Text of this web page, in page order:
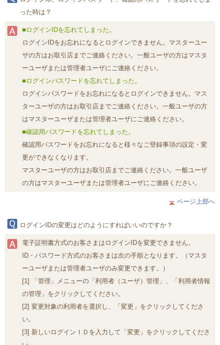
った時は？
■ログインIDを忘れてしまった。
ログインIDをお忘れになるとログインできません。マスターユー
ザの方はお取引店までご連絡ください。一般ユーザの方はマスタ
ーユーザまたは管理者ユーザにご連絡ください。
■ログインパスワードを忘れてしまった。
ログインパスワードをお忘れになるとログインできません。マス
ターユーザの方はお取引店までご連絡ください。一般ユーザの方
はマスターユーザまたは管理者ユーザにご連絡ください。
■確認用パスワードを忘れてしまった。
確認用パスワードをお忘れになると様々なご登録事項の設定・変
更ができなくなります。
マスターユーザの方はお取引店までご連絡ください。一般ユーザ
の方はマスターユーザまたは管理者ユーザにご連絡ください。
ページ上部へ
ログインIDの変更はどのようにすればいいのですか？
電子証明書方式のお客さまはログインIDを変更できません。
ID・パスワード方式のお客さまは次の手順となります。（マスタ
ーユーザまたは管理者ユーザのみ変更できます。）
[1] 「管理」メニューの「利用者（ユーザ）管理」、「利用者情報
の管理」をクリックしてください。
[2] 変更対象の利用者を選択し、「変更」をクリックしてくださ
い。
[3] 新しいログインＩＤを入力して「変更」をクリックしてくださ